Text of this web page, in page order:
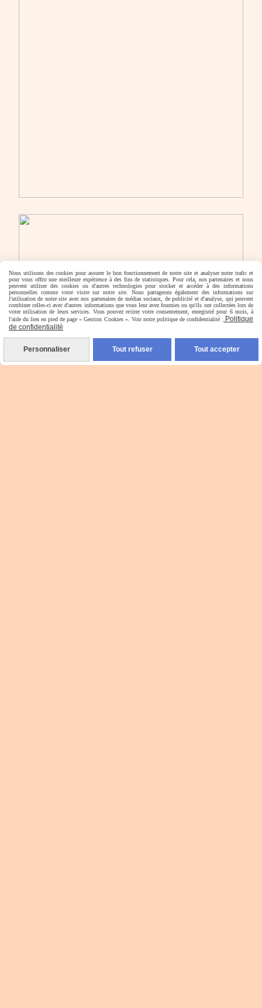
Nous utilisons des cookies pour assurer le bon fonctionnement de notre site et analyser notre trafic et
pour vous offrir une meilleure expérience à des fins de statistiques. Pour cela, nos partenaires et nous
peuvent utiliser des cookies ou d'autres technologies pour stocker et accéder à des informations
personnelles comme votre visite sur notre site. Nous partageons également des informations sur
l'utilisation de notre site avec nos partenaires de médias sociaux, de publicité et d'analyse, qui peuvent
combiner celles-ci avec d'autres informations que vous leur avez fournies ou qu'ils ont collectées lors de
votre utilisation de leurs services. Vous pouvez retirer votre consentement, enregistré pour 6 mois, à
l'aide du lien en pied de page « Gestion Cookies ». Voir notre politique de confidentialité : Politique
de confidentialité
Personnaliser Tout refuser Tout accepter